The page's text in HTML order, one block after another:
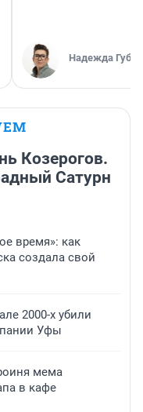
Надежда
Козерогов.
Сатурн
время»: как
создала свой
2000-х убили
Уфы
мема
в кафе